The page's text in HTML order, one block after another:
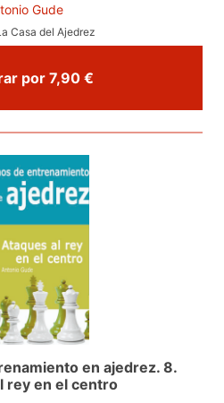
Gude
Casa del Ajedrez
Comprar por 7,90 €
en ajedrez. 8.
rey en el centro